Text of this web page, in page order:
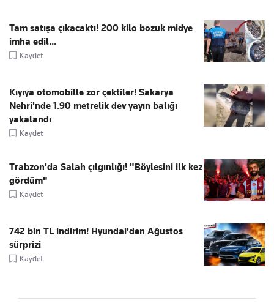
Tam satışa çıkacaktı! 200 kilo bozuk midye
imha edil...
Kaydet
Kıyıya otomobille zor çektiler! Sakarya
Nehri'nde 1.90 metrelik dev yayın balığı
yakalandı
Kaydet
Trabzon'da Salah çılgınlığı! "Böylesini ilk kez
gördüm"
Kaydet
742 bin TL indirim! Hyundai'den Ağustos
sürprizi
Kaydet